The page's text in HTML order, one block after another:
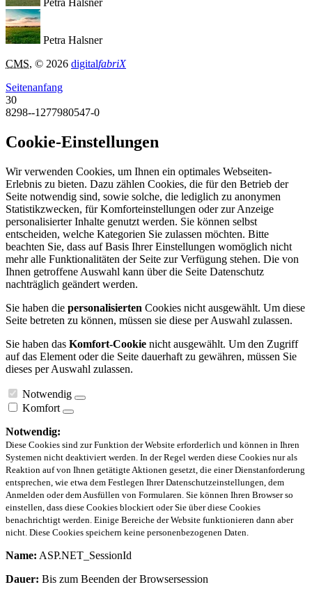
Petra Halsner
Petra Halsner
CMS, © 2026 digitalfabriX
Seitenanfang
30
8298--1277980547-0
Cookie-Einstellungen
Wir verwenden Cookies, um Ihnen ein optimales Webseiten-
Erlebnis zu bieten. Dazu zählen Cookies, die für den Betrieb der
Seite notwendig sind, sowie solche, die lediglich zu anonymen
Statistikzwecken, für Komforteinstellungen oder zur Anzeige
personalisierter Inhalte genutzt werden. Sie können selbst
entscheiden, welche Kategorien Sie zulassen möchten. Bitte
beachten Sie, dass auf Basis Ihrer Einstellungen womöglich nicht
mehr alle Funktionalitäten der Seite zur Verfügung stehen. Die von
Ihnen getroffene Auswahl kann über die Seite Datenschutz
nachträglich geändert werden.
Sie haben die personalisierten Cookies nicht ausgewählt. Um diese
Seite betreten zu können, müssen sie diese per Auswahl zulassen.
Sie haben das Komfort-Cookie nicht ausgewählt. Um den Zugriff
auf das Element oder die Seite dauerhaft zu gewähren, müssen Sie
dieses per Auswahl zulassen.
Notwendig
Komfort
Notwendig:
Diese Cookies sind zur Funktion der Website erforderlich und können in Ihren
Systemen nicht deaktiviert werden. In der Regel werden diese Cookies nur als
Reaktion auf von Ihnen getätigte Aktionen gesetzt, die einer Dienstanforderung
entsprechen, wie etwa dem Festlegen Ihrer Datenschutzeinstellungen, dem
Anmelden oder dem Ausfüllen von Formularen. Sie können Ihren Browser so
einstellen, dass diese Cookies blockiert oder Sie über diese Cookies
benachrichtigt werden. Einige Bereiche der Website funktionieren dann aber
nicht. Diese Cookies speichern keine personenbezogenen Daten.
Name: ASP.NET_SessionId
Dauer: Bis zum Beenden der Browsersession